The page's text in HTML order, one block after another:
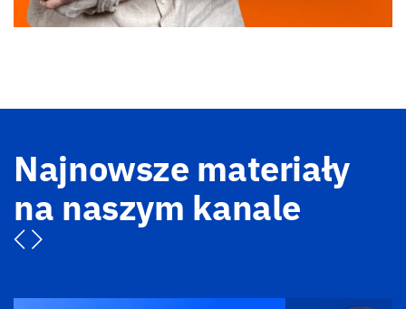
Najnowsze materiały
na naszym kanale